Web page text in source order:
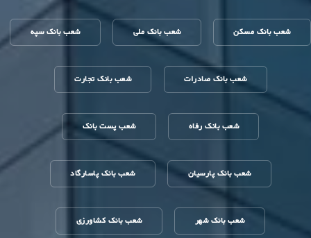
شعب بانک مسکن شعب بانک ملی شعب بانک سپه
شعب بانک صادرات شعب بانک تجارت
شعب بانک رفاه شعب پست بانک
شعب بانک پارسیان شعب بانک پاسارگاد
شعب بانک شهر شعب بانک کشاورزی